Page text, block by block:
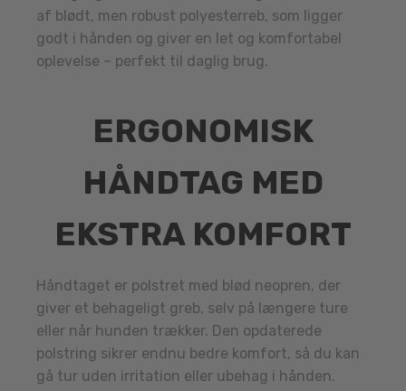
af blødt, men robust polyesterreb, som ligger
godt i hånden og giver en let og komfortabel
oplevelse – perfekt til daglig brug.
ERGONOMISK
HÅNDTAG MED
EKSTRA KOMFORT
Håndtaget er polstret med blød neopren, der
giver et behageligt greb, selv på længere ture
eller når hunden trækker. Den opdaterede
polstring sikrer endnu bedre komfort, så du kan
gå tur uden irritation eller ubehag i hånden.